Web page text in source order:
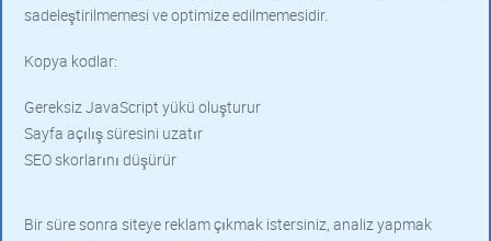
sadeleştirilmemesi ve optimize edilmemesidir.
Kopya kodlar:
Gereksiz JavaScript yükü oluşturur
Sayfa açılış süresini uzatır
SEO skorlarını düşürür
Bir süre sonra siteye reklam çıkmak istersiniz, analiz yapmak